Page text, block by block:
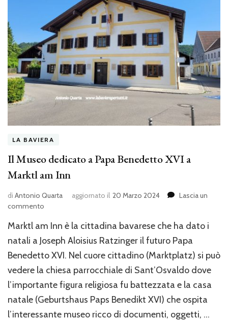
LA BAVIERA
Il Museo dedicato a Papa Benedetto XVI a
Marktl am Inn
di Antonio Quarta aggiornato il 20 Marzo 2024
Lascia un
commento
Museo
dedicato
Papa
Benedetto
XVI
a
Marktl
am
Marktl am Inn è la cittadina bavarese che ha dato i
natali a Joseph Aloisius Ratzinger il futuro Papa
Benedetto XVI. Nel cuore cittadino (Marktplatz) si può
vedere la chiesa parrocchiale di Sant’Osvaldo dove
l’importante figura religiosa fu battezzata e la casa
natale (Geburtshaus Paps Benedikt XVI) che ospita
l’interessante museo ricco di documenti, oggetti, …